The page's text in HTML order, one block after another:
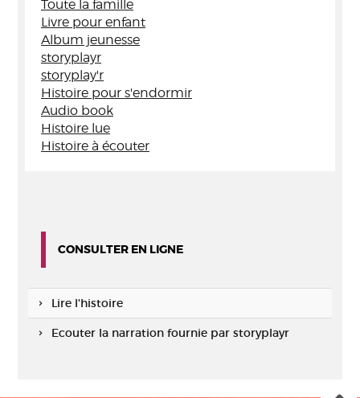
Toute la famille
Livre pour enfant
Album jeunesse
storyplayr
storyplay'r
Histoire pour s'endormir
Audio book
Histoire lue
Histoire à écouter
CONSULTER EN LIGNE
Lire l'histoire
Ecouter la narration fournie par storyplayr